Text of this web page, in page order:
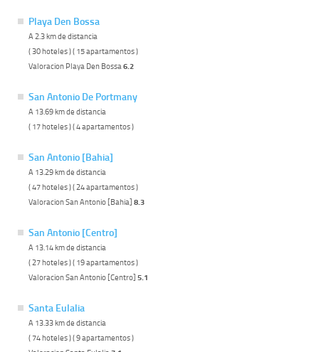
Playa Den Bossa
A 2.3 km de distancia
( 30 hoteles ) ( 15 apartamentos )
Valoracion Playa Den Bossa6.2
San Antonio De Portmany
A 13.69 km de distancia
( 17 hoteles ) ( 4 apartamentos )
San Antonio [Bahia]
A 13.29 km de distancia
( 47 hoteles ) ( 24 apartamentos )
Valoracion San Antonio [Bahia] 8.3
San Antonio [Centro]
A 13.14 km de distancia
( 27 hoteles ) ( 19 apartamentos )
Valoracion San Antonio [Centro] 5.1
Santa Eulalia
A 13.33 km de distancia
( 74 hoteles ) ( 9 apartamentos )